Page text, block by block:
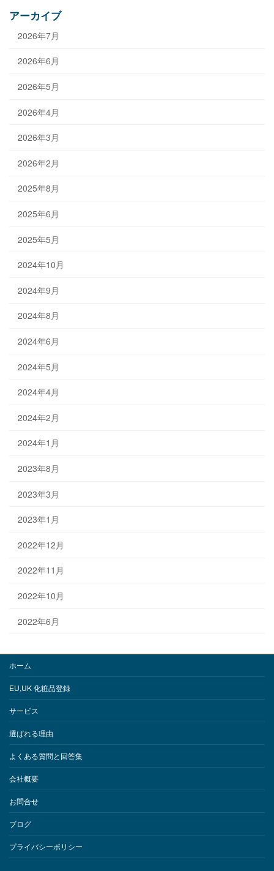
アーカイブ
2026年7月
2026年6月
2026年5月
2026年4月
2026年3月
2026年2月
2025年8月
2025年6月
2025年5月
2024年10月
2024年9月
2024年8月
2024年6月
2024年5月
2024年4月
2024年2月
2024年1月
2023年8月
2023年3月
2023年1月
2022年12月
2022年11月
2022年10月
2022年6月
ホーム
EU,UK 化粧品登録
サービス
選ばれる理由
よくある質問と回答集
会社概要
お問合せ
ブログ
プライバシーポリシー